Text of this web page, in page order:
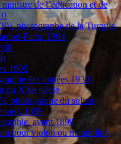
de l’éducation et de
photographe de la Turquie
Paris, 1904
1900
des années 1930
du XXe siècle
photographe du sultan
1899
avant 1899
pour violon ou mandoline,